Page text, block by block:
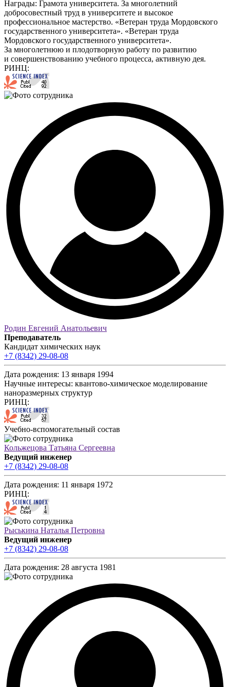
Награды: Грамота университета. За многолетний
добросовестный труд в университете и высокое
профессиональное мастерство. «Ветеран труда Мордовского
государственного университета». «Ветеран труда
Мордовского государственного университета».
За многолетнюю и плодотворную работу по развитию
и совершенствованию учебного процесса, активную дея.
РИНЦ:
Родин Евгений Анатольевич
Преподаватель
Кандидат химических наук
+7 (8342) 29-08-08
Дата рождения: 13 января 1994
Научные интересы: квантово-химическое моделирование
наноразмерных структур
РИНЦ:
Учебно-вспомогательный состав
Кольжецова Татьяна Сергеевна
Ведущий инженер
+7 (8342) 29-08-08
Дата рождения: 11 января 1972
РИНЦ:
Рыськина Наталья Петровна
Ведущий инженер
+7 (8342) 29-08-08
Дата рождения: 28 августа 1981